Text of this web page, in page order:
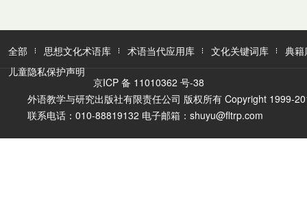
全部 思想文化术语库 术语当代应用库 文化关键词库
典籍
儿童隐私保护声明
京ICP 备 11010362 号-38
外语教学与研究出版社有限责任公司 版权所有 Copyright 1999-
联系电话：010-88819132 电子邮箱：shuyu@fltrp.com